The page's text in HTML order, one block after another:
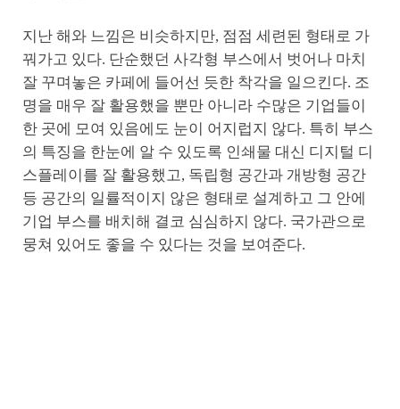
지난 해와 느낌은 비슷하지만, 점점 세련된 형태로 가
꿔가고 있다. 단순했던 사각형 부스에서 벗어나 마치
잘 꾸며놓은 카페에 들어선 듯한 착각을 일으킨다. 조
명을 매우 잘 활용했을 뿐만 아니라 수많은 기업들이
한 곳에 모여 있음에도 눈이 어지럽지 않다. 특히 부스
의 특징을 한눈에 알 수 있도록 인쇄물 대신 디지털 디
스플레이를 잘 활용했고, 독립형 공간과 개방형 공간
등 공간의 일률적이지 않은 형태로 설계하고 그 안에
기업 부스를 배치해 결코 심심하지 않다. 국가관으로
뭉쳐 있어도 좋을 수 있다는 것을 보여준다.